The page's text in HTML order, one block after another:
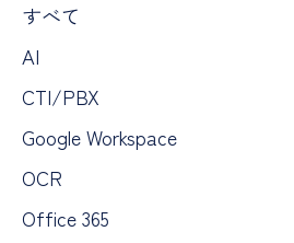
すべて
AI
CTI/PBX
Google Workspace
OCR
Office 365